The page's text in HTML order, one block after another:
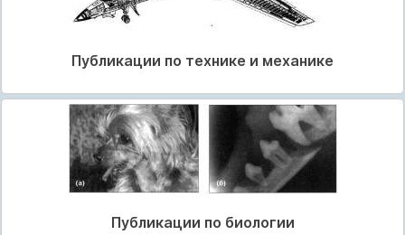
Публикации по технике и механике
Публикации по биологии